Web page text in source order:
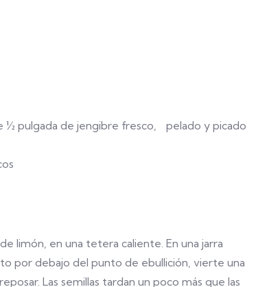
½ pulgada de jengibre fresco, pelado y picado
limón, en una tetera caliente. En una jarra
por debajo del punto de ebullición, vierte una
Las semillas tardan un poco más que las